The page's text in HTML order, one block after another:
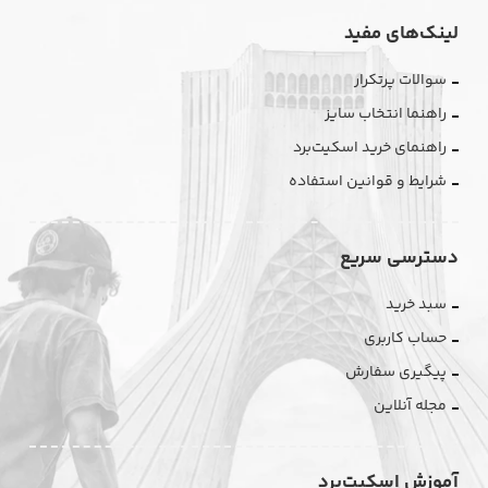
لینک‌های مفید
سوالات پرتکرار
راهنما انتخاب سایز
راهنمای خرید اسکیت‌برد
شرایط و قوانین استفاده
دسترسی سریع
سبد خرید
حساب کاربری
پیگیری سفارش
مجله آنلاین
آموزش اسکیت‌برد